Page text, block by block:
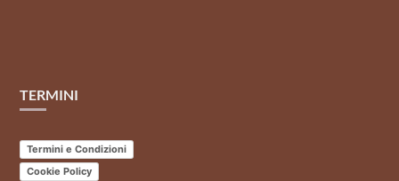
TERMINI
Termini e Condizioni
Cookie Policy